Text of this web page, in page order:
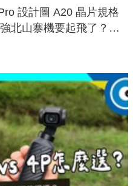
設計圖 A20 晶片規格
北山寨機要起飛了？專